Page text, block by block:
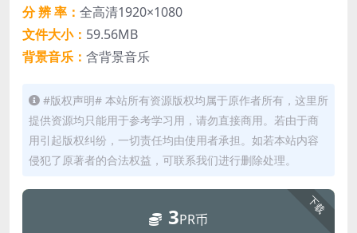
分 辨 率： 全高清1920×1080
文件大小： 59.56MB
背景音乐： 含背景音乐
#版权声明# 本站所有资源版权均属于原作者所有，这里所
提供资源均只能用于参考学习用，请勿直接商用。若由于商
用引起版权纠纷，一切责任均由使用者承担。如若本站内容
侵犯了原著者的合法权益，可联系我们进行删除处理。
下载
3PR币